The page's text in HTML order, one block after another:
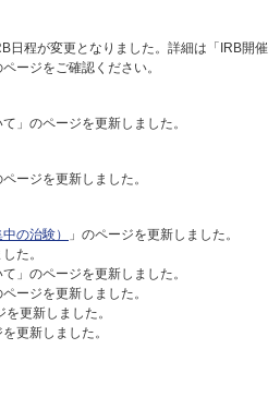
日程が変更となりました。詳細は「IRB開催
ージをご確認ください。
」のページを更新しました。
ージを更新しました。
の治験）
」のページを更新しました。
た。
」のページを更新しました。
ージを更新しました。
更新しました。
更新しました。